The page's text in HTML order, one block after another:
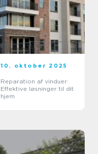
10. oktober 2025
Reparation af vinduer:
Effektive løsninger til dit
hjem